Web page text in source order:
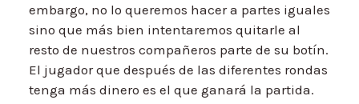
embargo, no lo queremos hacer a partes iguales
sino que más bien intentaremos quitarle al
resto de nuestros compañeros parte de su botín.
El jugador que después de las diferentes rondas
tenga más dinero es el que ganará la partida.